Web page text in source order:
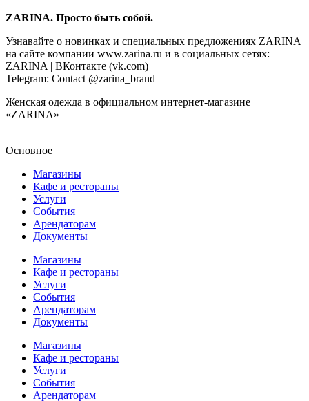
ZARINA. Просто быть собой.
Узнавайте о новинках и специальных предложениях ZARINA
на сайте компании www.zarina.ru и в социальных сетях:
ZARINA | ВКонтакте (vk.com)
Telegram: Contact @zarina_brand
Женская одежда в официальном интернет-магазине
«ZARINA»
Основное
Магазины
Кафе и рестораны
Услуги
События
Арендаторам
Документы
Магазины
Кафе и рестораны
Услуги
События
Арендаторам
Документы
Магазины
Кафе и рестораны
Услуги
События
Арендаторам